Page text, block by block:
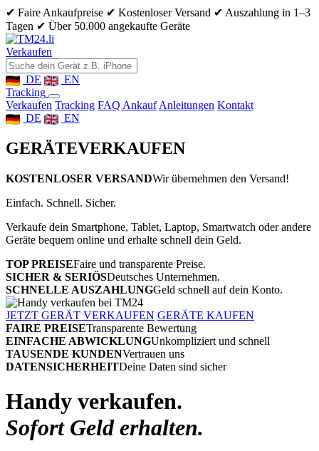
✔ Faire Ankaufpreise ✔ Kostenloser Versand ✔ Auszahlung in 1–3
Tagen ✔ Über 50.000 angekaufte Geräte
Verkaufen
DE
EN
Tracking
Verkaufen Tracking FAQ Ankauf Anleitungen Kontakt
DE
EN
GERÄTEVERKAUFEN
KOSTENLOSER VERSANDWir übernehmen den Versand!
Einfach. Schnell. Sicher.
Verkaufe dein Smartphone, Tablet, Laptop, Smartwatch oder andere
Geräte bequem online und erhalte schnell dein Geld.
TOP PREISEFaire und transparente Preise.
SICHER & SERIÖSDeutsches Unternehmen.
SCHNELLE AUSZAHLUNGGeld schnell auf dein Konto.
JETZT GERÄT VERKAUFEN GERÄTE KAUFEN
FAIRE PREISETransparente Bewertung
EINFACHE ABWICKLUNGUnkompliziert und schnell
TAUSENDE KUNDENVertrauen uns
DATENSICHERHEITDeine Daten sind sicher
Handy verkaufen.
Sofort Geld erhalten.